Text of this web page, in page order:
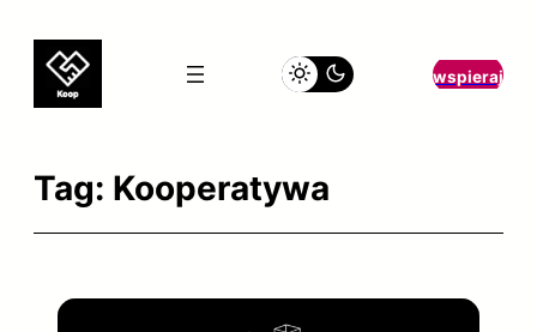
treści
wspieraj
Tag: Kooperatywa